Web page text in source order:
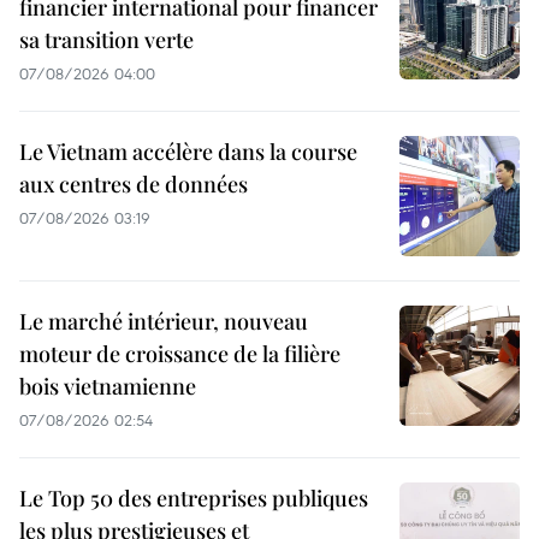
financier international pour financer
sa transition verte
07/08/2026 04:00
Le Vietnam accélère dans la course
aux centres de données
07/08/2026 03:19
Le marché intérieur, nouveau
moteur de croissance de la filière
bois vietnamienne
07/08/2026 02:54
Le Top 50 des entreprises publiques
les plus prestigieuses et